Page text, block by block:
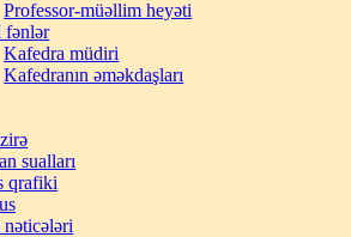
Professor-müəllim heyəti
fənlər
Kafedra müdiri
Kafedranın əməkdaşları
sualları
qrafiki